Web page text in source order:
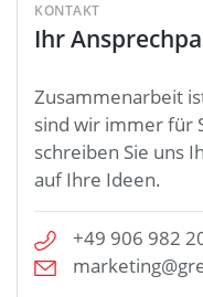
KONTAKT
Ihr
Zusammenarbeit
sind wir immer für
schreiben Sie uns
auf Ihre Ideen.
+49 906 982